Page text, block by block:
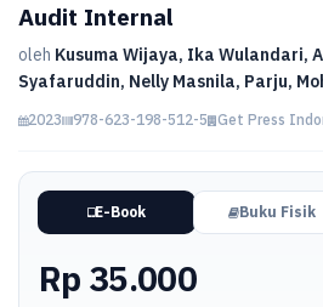
Audit Internal
oleh Kusuma Wijaya, Ika Wulandari,
Syafaruddin, Nelly Masnila, Parju,
2023 978-623-198-512-5 Get Press
E-Book Buku Fisik
Rp 35.000